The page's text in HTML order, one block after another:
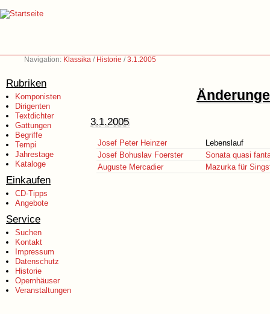
Navigation: Klassika / Historie /3.1.2005
Rubriken
Komponisten
Dirigenten
Textdichter
Gattungen
Begriffe
Tempi
Jahrestage
Kataloge
Einkaufen
CD-Tipps
Angebote
Service
Suchen
Kontakt
Impressum
Datenschutz
Historie
Opernhäuser
Veranstaltungen
3.1.2005
Josef Peter Heinzer
Lebenslauf
Josef Bohuslav Foerster
Sonata quasi
Auguste Mercadier
Mazurka für